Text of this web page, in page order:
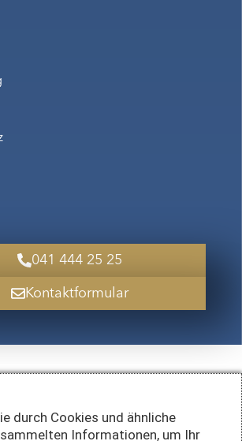
041 444 25 25
Kontaktformular
durch Cookies und ähnliche
Informationen, um Ihr